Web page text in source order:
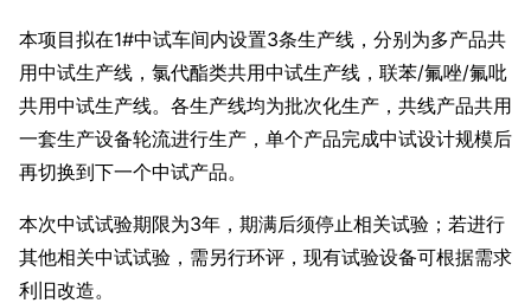
本项目拟在1#中试车间内设置3条生产线，分别为多产品共
用中试生产线，氯代酯类共用中试生产线，联苯/氟唑/氟吡
共用中试生产线。各生产线均为批次化生产，共线产品共用
一套生产设备轮流进行生产，单个产品完成中试设计规模后
再切换到下一个中试产品。
本次中试试验期限为3年，期满后须停止相关试验；若进行
其他相关中试试验，需另行环评，现有试验设备可根据需求
利旧改造。